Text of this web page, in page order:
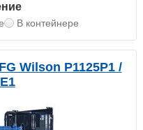
В контейнере
Wilson P1125P1 /